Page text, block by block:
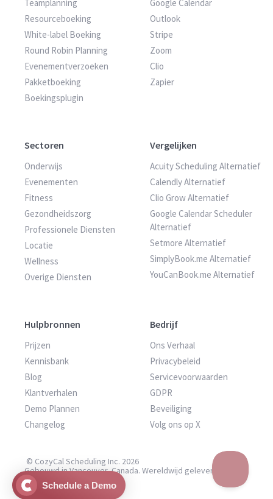
Teamplanning
Resourceboeking
White-label Boeking
Round Robin Planning
Evenementverzoeken
Pakketboeking
Boekingsplugin
Google Calendar
Outlook
Stripe
Zoom
Clio
Zapier
Sectoren
Onderwijs
Evenementen
Fitness
Gezondheidszorg
Professionele Diensten
Locatie
Wellness
Overige Diensten
Vergelijken
Acuity Scheduling Alternatief
Calendly Alternatief
Clio Grow Alternatief
Google Calendar Scheduler
Alternatief
Setmore Alternatief
SimplyBook.me Alternatief
YouCanBook.me Alternatief
Hulpbronnen
Prijzen
Kennisbank
Blog
Klantverhalen
Demo Plannen
Changelog
Bedrijf
Ons Verhaal
Privacybeleid
Servicevoorwaarden
GDPR
Beveiliging
Volg ons op X
© CozyCal Scheduling Inc. 2026
Gebouwd in Vancouver, Canada. Wereldwijd geleverd.
Schedule a Demo